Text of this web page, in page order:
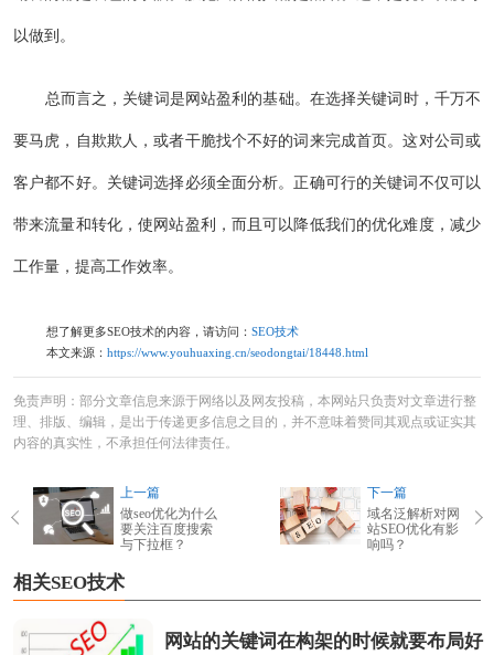
以做到。
总而言之，关键词是网站盈利的基础。在选择关键词时，千万不
要马虎，自欺欺人，或者干脆找个不好的词来完成首页。这对公司或
客户都不好。关键词选择必须全面分析。正确可行的关键词不仅可以
带来流量和转化，使网站盈利，而且可以降低我们的优化难度，减少
工作量，提高工作效率。
想了解更多SEO技术的内容，请访问： SEO技术
本文来源： https://www.youhuaxing.cn/seodongtai/18448.html
免责声明：部分文章信息来源于网络以及网友投稿，本网站只负责对文章进行整
理、排版、编辑，是出于传递更多信息之目的，并不意味着赞同其观点或证实其
内容的真实性，不承担任何法律责任。
上一篇
做seo优化为什么
要关注百度搜索
与下拉框？
下一篇
域名泛解析对网
站SEO优化有影
响吗？
相关SEO技术
网站的关键词在构架的时候就要布局好